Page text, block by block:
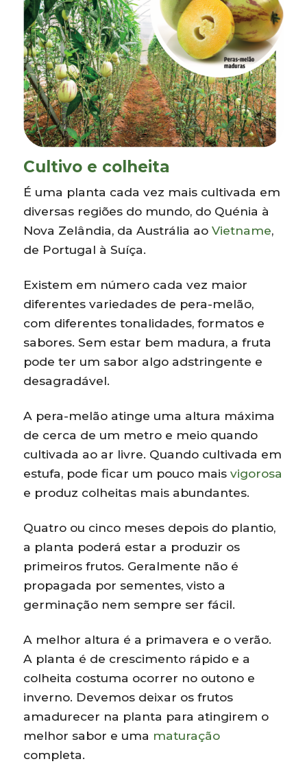
Cultivo e colheita
É uma planta cada vez mais cultivada em
diversas regiões do mundo, do Quénia à
Nova Zelândia, da Austrália aoVietname,
de Portugal à Suíça.
Existem em número cada vez maior
diferentes variedades de pera-melão,
com diferentes tonalidades, formatos e
sabores. Sem estar bem madura, a fruta
pode ter um sabor algo adstringente e
desagradável.
A pera-melão atinge uma altura máxima
de cerca de um metro e meio quando
cultivada ao ar livre. Quando cultivada em
estufa, pode ficar um pouco maisvigorosa
e produz colheitas mais abundantes.
Quatro ou cinco meses depois do plantio,
a planta poderá estar a produzir os
primeiros frutos. Geralmente não é
propagada por sementes, visto a
germinação nem sempre ser fácil.
A melhor altura é a primavera e o verão.
A planta é de crescimento rápido e a
colheita costuma ocorrer no outono e
inverno. Devemos deixar os frutos
amadurecer na planta para atingirem o
melhor sabor e uma maturação
completa.